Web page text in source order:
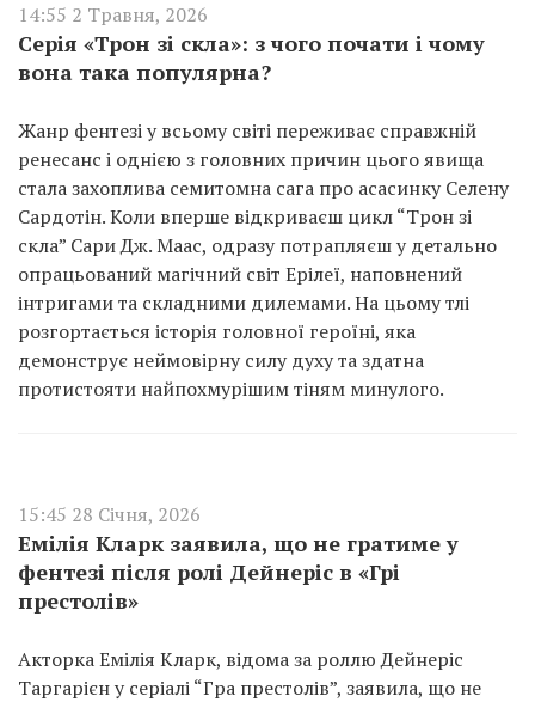
14:55 2 Травня, 2026
Серія «Трон зі скла»: з чого почати і чому
вона така популярна?
Жанр фентезі у всьому світі переживає справжній
ренесанс і однією з головних причин цього явища
стала захоплива семитомна сага про асасинку Селену
Сардотін. Коли вперше відкриваєш цикл “Трон зі
скла” Сари Дж. Маас, одразу потрапляєш у детально
опрацьований магічний світ Ерілеї, наповнений
інтригами та складними дилемами. На цьому тлі
розгортається історія головної героїні, яка
демонструє неймовірну силу духу та здатна
протистояти найпохмурішим тіням минулого.
15:45 28 Січня, 2026
Емілія Кларк заявила, що не гратиме у
фентезі після ролі Дейнеріс в «Грі
престолів»
Акторка Емілія Кларк, відома за роллю Дейнеріс
Таргарієн у серіалі “Гра престолів”, заявила, що не